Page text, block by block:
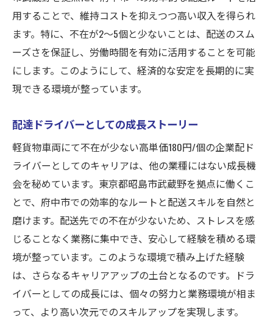
用することで、維持コストを抑えつつ高い収入を得られ
ます。特に、不在が2～5個と少ないことは、配送のスム
ーズさを保証し、労働時間を有効に活用することを可能
にします。このようにして、経済的な安定を長期的に実
現できる環境が整っています。
配達ドライバーとしての成長ストーリー
軽貨物車両にて不在が少ない高単価180円/個の企業配ド
ライバーとしてのキャリアは、他の業種にはない成長機
会を秘めています。東京都昭島市武蔵野を拠点に働くこ
とで、府中市での効率的なルートと配送スキルを自然と
磨けます。配送先での不在が少ないため、ストレスを感
じることなく業務に集中でき、安心して経験を積める環
境が整っています。このような環境で積み上げた経験
は、さらなるキャリアアップの土台となるのです。ドラ
イバーとしての成長には、個々の努力と業務環境が相ま
って、より高い次元でのスキルアップを実現します。